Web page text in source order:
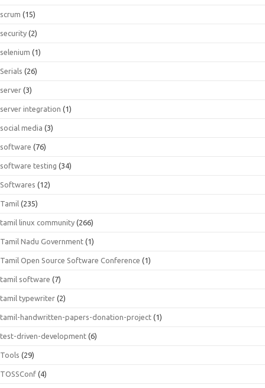
scrum (15)
security (2)
selenium (1)
Serials (26)
server (3)
server integration (1)
social media (3)
software (76)
software testing (34)
Softwares (12)
Tamil (235)
tamil linux community (266)
Tamil Nadu Government (1)
Tamil Open Source Software Conference (1)
tamil software (7)
tamil typewriter (2)
tamil-handwritten-papers-donation-project (1)
test-driven-development (6)
Tools (29)
TOSSConf (4)